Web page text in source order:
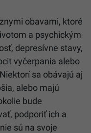
obavami, ktoré
a psychickým
depresívne stavy,
vyčerpania alebo
sa obávajú aj
alebo majú
bude
podporiť ich a
sú na svoje